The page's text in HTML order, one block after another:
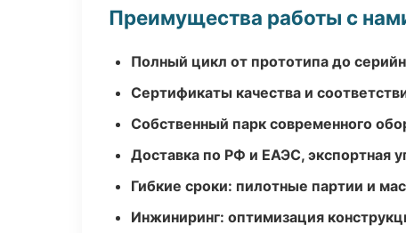
Преимущества работы с
Полный цикл от прототипа до
Сертификаты качества и
Собственный парк современного
Доставка по РФ и ЕАЭС, экспортная
Гибкие сроки: пилотные партии и
Инжиниринг: оптимизация